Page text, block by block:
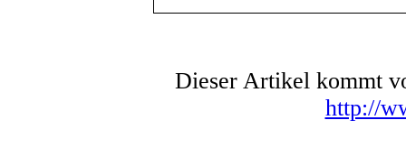
Dieser Artikel kommt
http://